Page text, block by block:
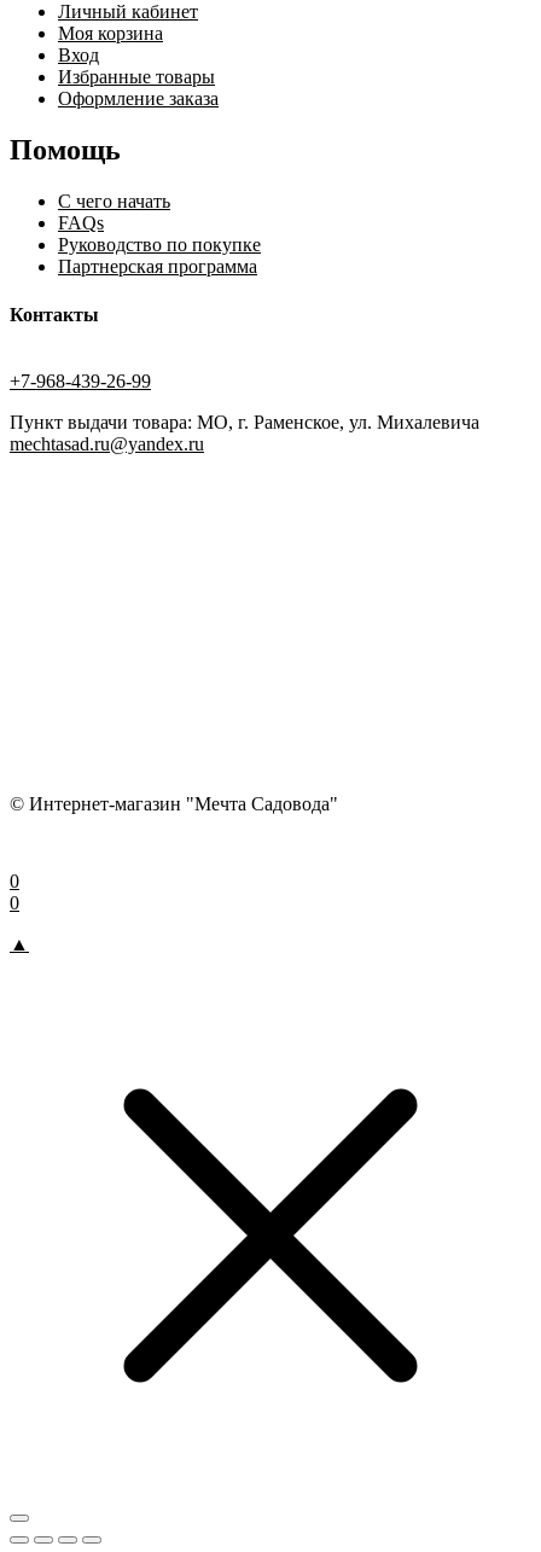
Личный кабинет
Моя корзина
Вход
Избранные товары
Оформление заказа
Помощь
С чего начать
FAQs
Руководство по покупке
Партнерская программа
Контакты
+7-968-439-26-99
Пункт выдачи товара: МО, г. Раменское, ул. Михалевича
mechtasad.ru@yandex.ru
© Интернет-магазин "Мечта Садовода"
0
0
▲